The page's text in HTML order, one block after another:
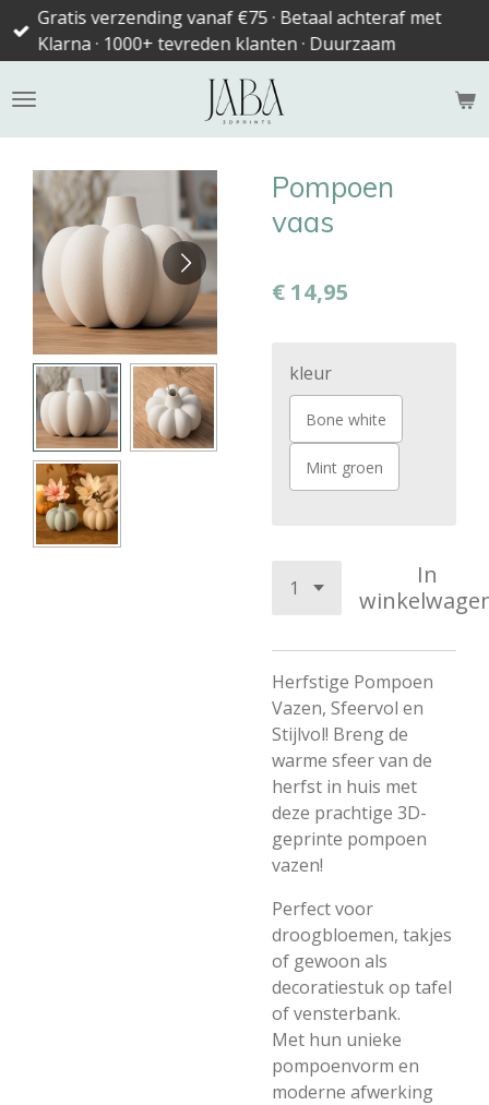
Ga
direct
de
Gratis verzending vanaf €75 · Betaal achteraf met
Klarna · 1000+ tevreden klanten · Duurzaam
Pompoen
vaas
€ 14,95
kleur
Bone white
Mint groen
In
Herfstige Pompoen
Vazen, Sfeervol en
Stijlvol! Breng de
warme sfeer van de
herfst in huis met
deze prachtige 3D-
geprinte pompoen
vazen!
Perfect voor
droogbloemen, takjes
of gewoon als
decoratiestuk op tafel
of vensterbank.
Met hun unieke
pompoenvorm en
moderne afwerking